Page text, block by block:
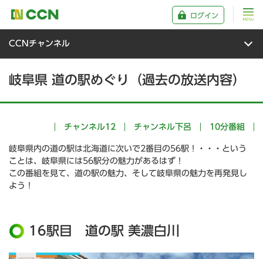
ログイン
CCNチャンネル
岐阜県 道の駅めぐり（過去の放送内容）
チャンネル12 チャンネル下呂 10分番組
岐阜県内の道の駅は北海道に次いで2番目の56駅！・・・という
ことは、岐阜県には56駅分の魅力があるはず！
この番組を見て、道の駅の魅力、そして岐阜県の魅力を再発見し
よう！
16駅目 道の駅 美濃白川